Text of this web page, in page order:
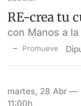
RE-crea tu
con Manos a la
Promueve
martes, 28 Abr —
11:00h